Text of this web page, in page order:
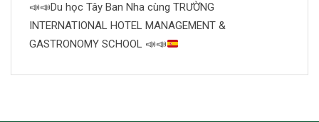
📣📣Du học Tây Ban Nha cùng TRƯỜNG
INTERNATIONAL HOTEL MANAGEMENT &
GASTRONOMY SCHOOL 📣📣